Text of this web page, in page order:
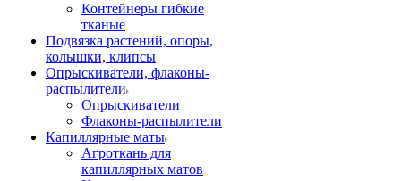
Контейнеры гибкие
тканые
Подвязка растений, опоры,
колышки, клипсы
Опрыскиватели, флаконы-
распылители
Опрыскиватели
Флаконы-распылители
Капиллярные маты
Агроткань для
капиллярных матов